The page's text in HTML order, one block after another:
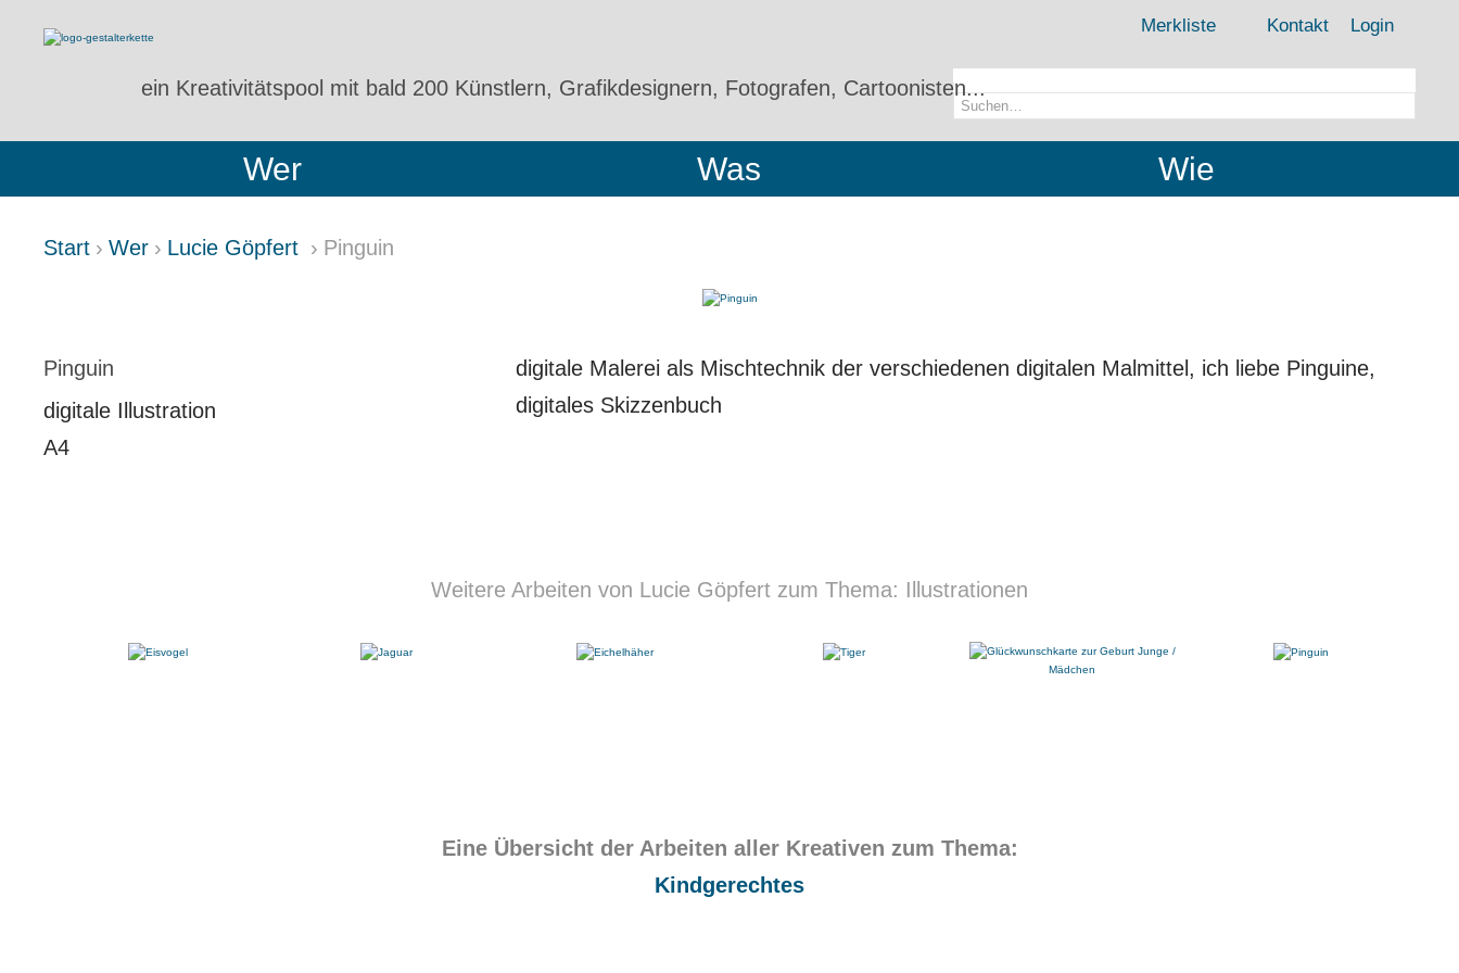
Merkliste Kontakt Login
ein Kreativitätspool mit bald 200 Künstlern, Grafikdesignern, Fotografen, Cartoonisten...
Wer Was Wie
Start Wer Lucie Göpfert Pinguin
Pinguin
digitale Illustration
A4
digitale Malerei als Mischtechnik der verschiedenen digitalen Malmittel, ich liebe Pinguine,
digitales Skizzenbuch
Weitere Arbeiten von Lucie Göpfert zum Thema: Illustrationen
Eine Übersicht der Arbeiten aller Kreativen zum Thema:
Kindgerechtes